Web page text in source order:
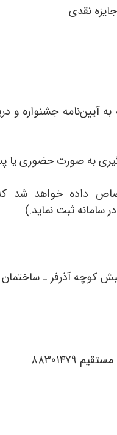
نقدی
به آیین‌نامه جشنواره و
داده خواهد شد
ثبت نماید.)